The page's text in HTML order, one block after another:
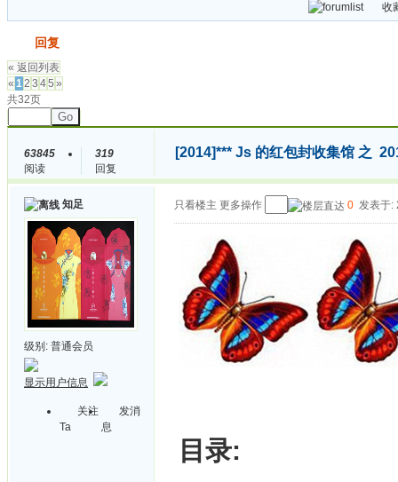
收
回复
« 返回列表
« 12 3 45 »
共32页
Go
63845
阅读
319
回复
[2014]*** Js 的红包封收集馆 之
知足
级别: 普通会员
显示用户信息
关注
Ta
发消
息
只看楼主 更多操作 0 发表于:
目录: